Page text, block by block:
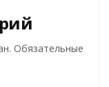
Обязательные